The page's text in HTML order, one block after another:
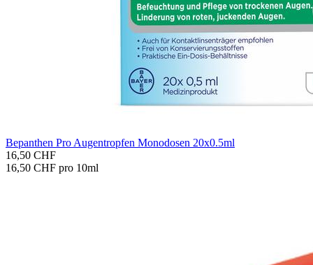
Be­pan­then Pro Au­gen­trop­fen Mo­no­dosen 20x0.5ml
16,50 CHF
16,50 CHF pro 10ml